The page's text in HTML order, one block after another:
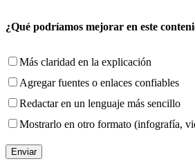
¿Qué podríamos mejorar en este
Más claridad en la explicación
Agregar fuentes o enlaces confiables
Redactar en un lenguaje más sencillo
Mostrarlo en otro formato (infografía,